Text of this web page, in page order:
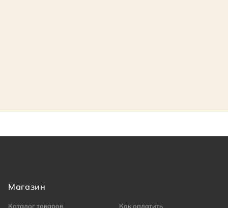
Магазин
Каталог товаров
Как оплатить